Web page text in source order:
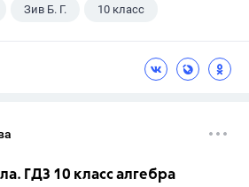
Зив Б. Г. 10 класс
ГДЗ 10 класс алгебра